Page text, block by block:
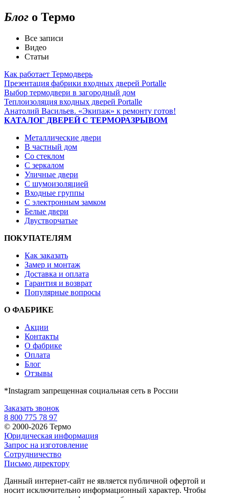
Блог о Термо
Все записи
Видео
Статьи
Как работает Термодверь
Презентация фабрики входных дверей Portalle
Выбор термодвери в загородный дом
Теплоизоляция входных дверей Portalle
Анатолий Васильев. «Экипаж» к ремонту готов!
КАТАЛОГ ДВЕРЕЙ С ТЕРМОРАЗРЫВОМ
Металлические двери
В частный дом
Со стеклом
С зеркалом
Уличные двери
С шумоизоляцией
Входные группы
С электронным замком
Белые двери
Двустворчатые
ПОКУПАТЕЛЯМ
Как заказать
Замер и монтаж
Доставка и оплата
Гарантия и возврат
Популярные вопросы
О ФАБРИКЕ
Акции
Контакты
О фабрике
Оплата
Блог
Отзывы
*Instagram запрещенная социальная сеть в России
Заказать звонок
8 800 775 78 97
© 2000-2026 Термо
Юридическая информация
Запрос на изготовление
Сотрудничество
Письмо директору
Данный интернет-сайт не является публичной офертой и
носит исключительно информационный характер. Чтобы